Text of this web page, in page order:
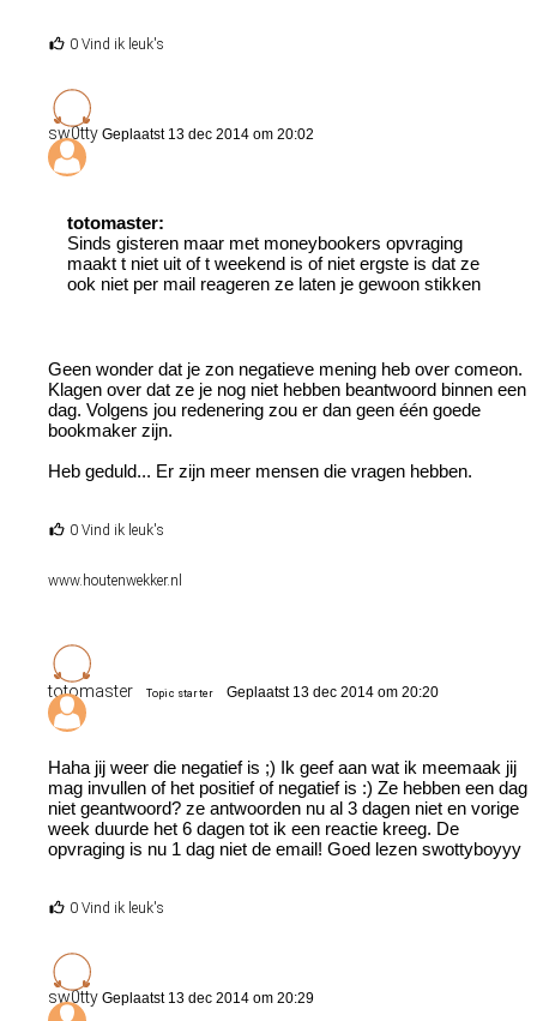
0 Vind ik leuk's
sw0tty Geplaatst 13 dec 2014 om 20:02
totomaster:
Sinds gisteren maar met moneybookers opvraging
maakt t niet uit of t weekend is of niet ergste is dat ze
ook niet per mail reageren ze laten je gewoon stikken
Geen wonder dat je zon negatieve mening heb over comeon.
Klagen over dat ze je nog niet hebben beantwoord binnen een
dag. Volgens jou redenering zou er dan geen één goede
bookmaker zijn.
Heb geduld... Er zijn meer mensen die vragen hebben.
0 Vind ik leuk's
www.houtenwekker.nl
totomaster Topic starter Geplaatst 13 dec 2014 om 20:20
Haha jij weer die negatief is ;) Ik geef aan wat ik meemaak jij
mag invullen of het positief of negatief is :) Ze hebben een dag
niet geantwoord? ze antwoorden nu al 3 dagen niet en vorige
week duurde het 6 dagen tot ik een reactie kreeg. De
opvraging is nu 1 dag niet de email! Goed lezen swottyboyyy
0 Vind ik leuk's
sw0tty Geplaatst 13 dec 2014 om 20:29